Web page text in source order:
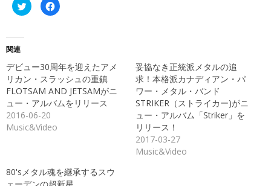
ク
リ
有
(新
し
い
ウ
ィ
ン
ド
ウ
Facebook
で
ク
リ
ッ
ク
し
て
く
い
ン
ド
関連
デビュー30周年を迎えたアメ
リカン・スラッシュの重鎮
FLOTSAM AND JETSAMがニ
ュー・アルバムをリリース
2016-06-20
Music&Video
妥協なき正統派メタルの追
求！本格派カナディアン・パ
ワー・メタル・バンド
STRIKER（ストライカー)がニ
ュー・アルバム「Striker」を
リリース！
2017-03-27
Music&Video
80'sメタル魂を継承するスウ